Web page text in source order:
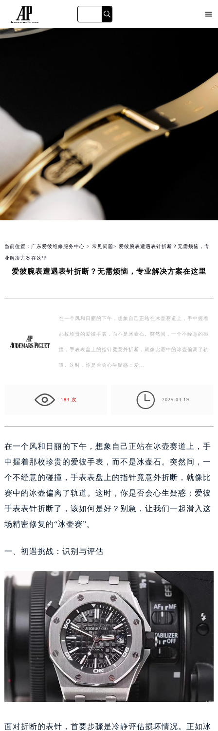

番
当前位置： 广东爱彼维修服务中心 > 常见问题> 爱彼腕表遭遇表针折断？无需烦恼，专
业解决方案在这里
爱彼腕表遭遇表针折断？无需烦恼，专业解决方案在这里
在一个风和日丽的下午，想象自己正站在冰壶赛道上，手中握着
那枚珍贵的爱彼手表，而不是冰壶石。突然间，一个不经意的碰
撞，手表表盘上的指针竟意外折断，就像比赛中的冰壶偏离了轨
道。这时，你是否会心生疑惑：爱…
183 次  2025-04-19
在一个风和日丽的下午，想象自己正站在冰壶赛道上，手
中握着那枚珍贵的爱彼手表，而不是冰壶石。突然间，一
个不经意的碰撞，手表表盘上的指针竟意外折断，就像比
赛中的冰壶偏离了轨道。这时，你是否会心生疑惑：爱彼
手表表针折断了，该如何是好？别急，让我们一起滑入这
场精密修复的“冰壶赛”。
一、初遇挑战：识别与评估
面对折断的表针，首要步骤是冷静评估损坏情况。正如冰